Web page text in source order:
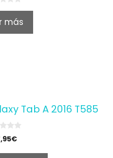
más
Tab A 2016 T585
€